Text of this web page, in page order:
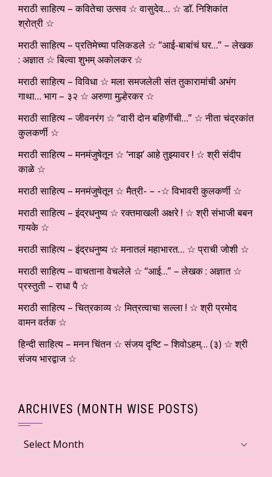
मराठी साहित्य – कवितेचा उत्सव ☆ वासुदेव… ☆ डाॅ. निशिकांत
श्रोत्री ☆
मराठी साहित्य – प्रतिमेच्या पलिकडले ☆ “आई-बाबांचं घर…” – लेखक
: अज्ञात ☆ बिल्वा शुभम् अकोलकर ☆
मराठी साहित्य – विविधा ☆ मला समजलेली संत तुकारामांची अभंग
गाथा… भाग – ३२ ☆ अरुणा मुल्हेरकर ☆
मराठी साहित्य – जीवनरंग ☆ “वारी दोन बहिणींची…” ☆ नीता चंद्रकांत
कुलकर्णी ☆
मराठी साहित्य – मनमंजुषेतून ☆ ‘नाझ’ आहे तुझ्यावर ! ☆ श्री संदीप
काळे ☆
मराठी साहित्य – मनमंजुषेतून ☆ मैत्री- – -☆ विभावरी कुलकर्णी ☆
मराठी साहित्य – इंद्रधनुष्य ☆ रक्तमाखली अक्षरे ! ☆ श्री संभाजी बबन
गायके ☆
मराठी साहित्य – इंद्रधनुष्य ☆ मनातलं महाभारत… ☆ प्राची जोशी ☆
मराठी साहित्य – वाचताना वेचलेले ☆ “आई…” – लेखक : अज्ञात ☆
प्रस्तुती – राधा पै ☆
मराठी साहित्य – चित्रकाव्य ☆ मित्रत्वाचा सल्ला ! ☆ श्री प्रमोद
वामन वर्तक ☆
हिन्दी साहित्य – मनन चिंतन ☆ संजय दृष्टि – शिवोऽहम्… (३) ☆ श्री
संजय भारद्वाज ☆
ARCHIVES (MONTH WISE POSTS)
Archives
(Month